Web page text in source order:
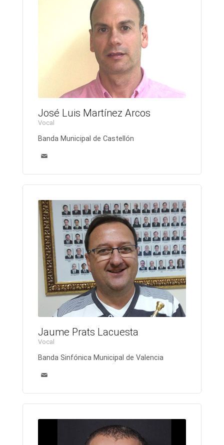
José Luis Martínez Arcos
Vocal
Banda Municipal de Castellón
Jaume Prats Lacuesta
Vocal
Banda Sinfónica Municipal de Valencia